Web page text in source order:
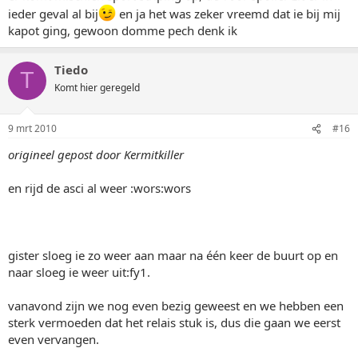
ieder geval al bij
en ja het was zeker vreemd dat ie bij mij
kapot ging, gewoon domme pech denk ik
T Tiedo
Komt hier geregeld
9 mrt 2010 #16
origineel gepost door Kermitkiller
en rijd de asci al weer :wors:wors
gister sloeg ie zo weer aan maar na één keer de buurt op en
naar sloeg ie weer uit:fy1.
vanavond zijn we nog even bezig geweest en we hebben een
sterk vermoeden dat het relais stuk is, dus die gaan we eerst
even vervangen.